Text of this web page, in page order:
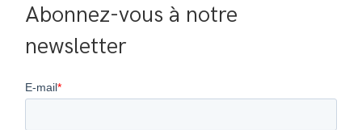
Abonnez-vous à notre
newsletter